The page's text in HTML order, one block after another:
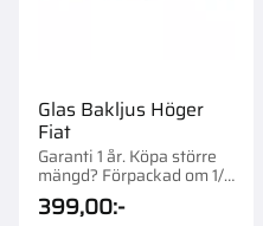
Glas Bakljus Höger
Fiat
Garanti 1 år. Köpa större
mängd? Förpackad om 1/2
st.
399,00:-